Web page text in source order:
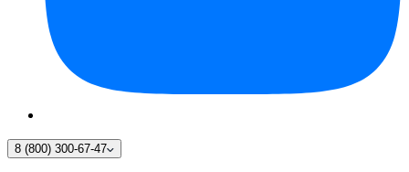
8 (800) 300-67-47